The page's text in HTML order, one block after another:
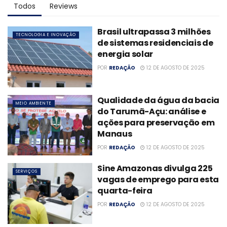
Todos Reviews
TECNOLOGIA E INOVAÇÃO
Brasil ultrapassa 3 milhões
de sistemas residenciais de
energia solar
POR REDAÇÃO 12 DE AGOSTO DE 2025
MEIO AMBIENTE
Qualidade da água da bacia
do Tarumã-Açu: análise e
ações para preservação em
Manaus
POR REDAÇÃO 12 DE AGOSTO DE 2025
SERVIÇOS
Sine Amazonas divulga 225
vagas de emprego para esta
quarta-feira
POR REDAÇÃO 12 DE AGOSTO DE 2025